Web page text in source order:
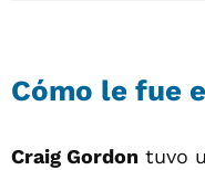
Cómo le fue
Craig Gordon tuvo